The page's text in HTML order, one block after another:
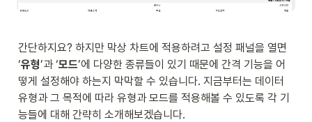
간단하지요? 하지만 막상 차트에 적용하려고 설정 패널을 열면
‘유형’과 ‘모드’에 다양한 종류들이 있기 때문에 간격 기능을 어
떻게 설정해야 하는지 막막할 수 있습니다. 지금부터는 데이터
유형과 그 목적에 따라 유형과 모드를 적용해볼 수 있도록 각 기
능들에 대해 간략히 소개해보겠습니다.